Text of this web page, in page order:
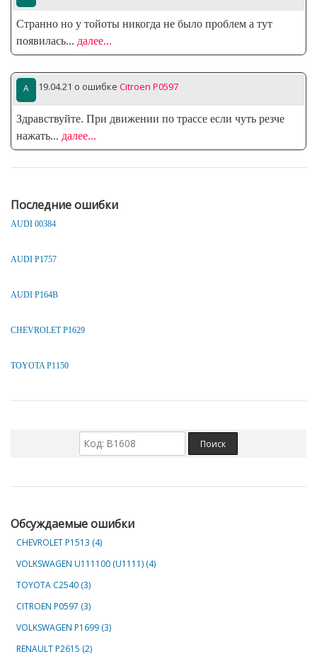
Странно но у тойоты никогда не было проблем а тут
появилась... далее...
19.04.21 о ошибке Citroen P0597
Здравствуйте. При движении по трассе если чуть резче
нажать... далее...
Последние ошибки
AUDI 00384
AUDI P1757
AUDI P164B
CHEVROLET P1629
TOYOTA P1150
Обсуждаемые ошибки
CHEVROLET Р1513 (4)
VOLKSWAGEN U111100 (U1111) (4)
TOYOTA C2540 (3)
CITROEN P0597 (3)
VOLKSWAGEN P1699 (3)
RENAULT P2615 (2)